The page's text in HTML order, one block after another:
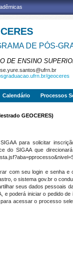
DE PÓS-
DE ENSINO
geoceres
Calendário Processos
GEOCERES)
para solicitar
do SIGAA que
com seu login e senha
o sistema gov.br o
seus dados pessoais
e poderá iniciar o pedido
acessar o processo